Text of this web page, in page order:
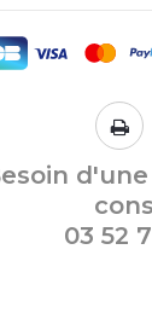
03 52